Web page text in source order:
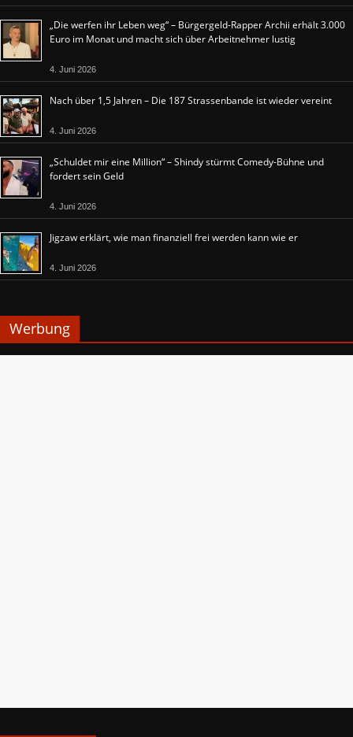
„Die werfen ihr Leben weg“ – Bürgergeld-Rapper Archii erhält 3.000
Euro im Monat und macht sich über Arbeitnehmer lustig
4. Juni 2026
Nach über 1,5 Jahren – Die 187 Strassenbande ist wieder vereint
4. Juni 2026
„Schuldet mir eine Million“ – Shindy stürmt Comedy-Bühne und
fordert sein Geld
4. Juni 2026
Jigzaw erklärt, wie man finanziell frei werden kann wie er
4. Juni 2026
Werbung